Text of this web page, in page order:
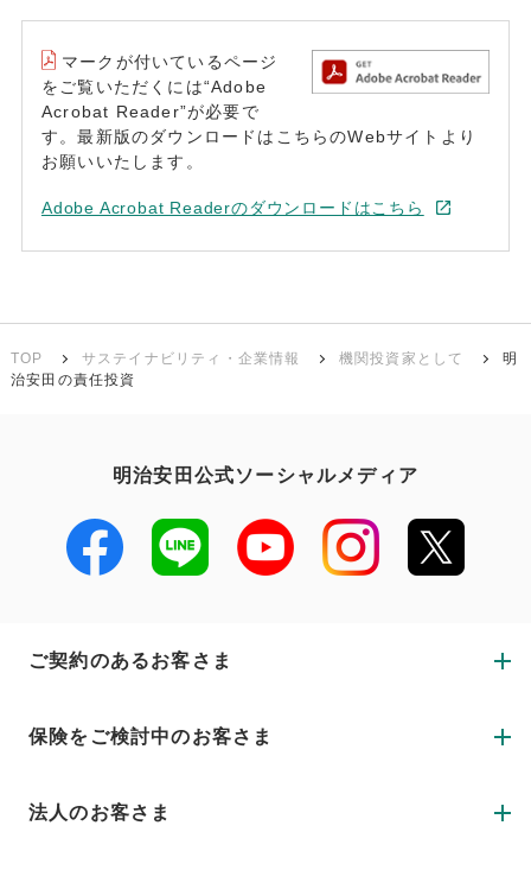
マークが付いているページ
をご覧いただくには“Adobe
Acrobat Reader”が必要で
す。最新版のダウンロードはこちらのWebサイトより
お願いいたします。
Adobe Acrobat Readerのダウンロードはこちら
TOP サステイナビリティ・企業情報 機関投資家として
明
治安田の責任投資
明治安田公式ソーシャルメディア
ご契約のあるお客さま
保険をご検討中のお客さま
法人のお客さま